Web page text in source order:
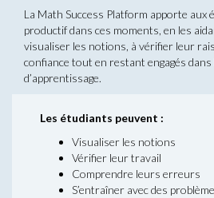
La Math Success Platform apporte aux
productif dans ces moments, en les
visualiser les notions, à vérifier leur
confiance tout en restant engagés
d’apprentissage.
Les étudiants peuvent :
Visualiser les notions
Vérifier leur travail
Comprendre leurs erreurs
S’entraîner avec des